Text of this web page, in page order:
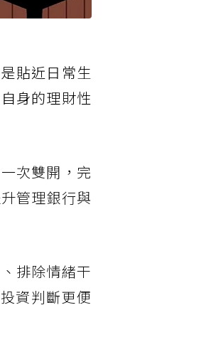
貼近日常生
身的理財性
次雙開，完
管理銀行與
排除情緒干
資判斷更便